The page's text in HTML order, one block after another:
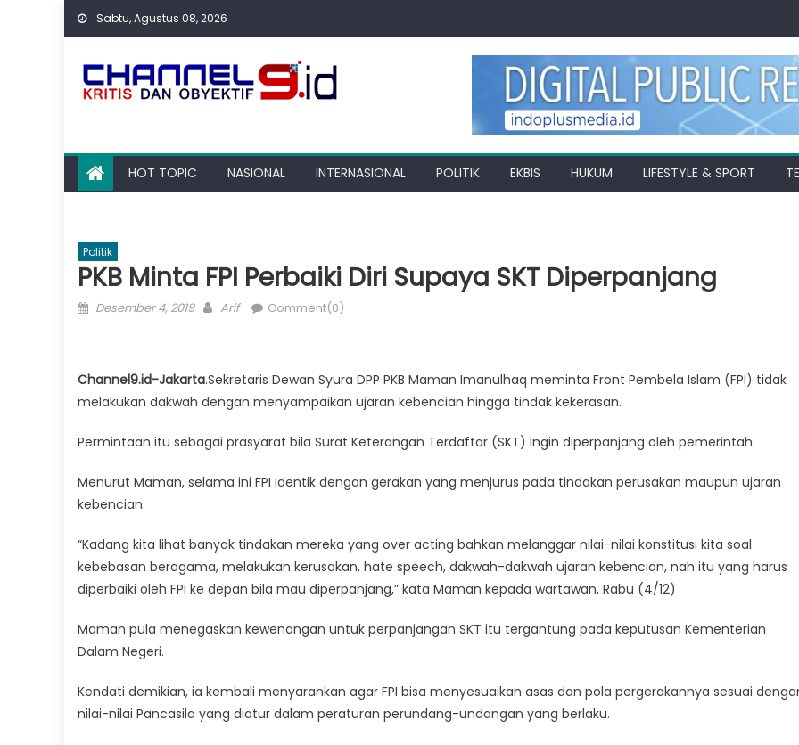
Skip
Sabtu, Agustus 08, 2026
HOT TOPIC NASIONAL INTERNASIONAL POLITIK EKBIS HUKUM LIFESTYLE & SPORT
Politik
PKB Minta FPI Perbaiki Diri Supaya SKT Diperpanjang
Posted
Desember 4, 2019 Author
Arif Comment(0)
Channel9.id-Jakarta.Sekretaris Dewan Syura DPP PKB Maman Imanulhaq meminta Front Pembela Islam (FPI) tidak
melakukan dakwah dengan menyampaikan ujaran kebencian hingga tindak kekerasan.
Permintaan itu sebagai prasyarat bila Surat Keterangan Terdaftar (SKT) ingin diperpanjang oleh pemerintah.
Menurut Maman, selama ini FPI identik dengan gerakan yang menjurus pada tindakan perusakan maupun ujaran
kebencian.
“Kadang kita lihat banyak tindakan mereka yang over acting bahkan melanggar nilai-nilai konstitusi kita soal
kebebasan beragama, melakukan kerusakan, hate speech, dakwah-dakwah ujaran kebencian, nah itu yang harus
diperbaiki oleh FPI ke depan bila mau diperpanjang,” kata Maman kepada wartawan, Rabu (4/12)
Maman pula menegaskan kewenangan untuk perpanjangan SKT itu tergantung pada keputusan Kementerian
Dalam Negeri.
Kendati demikian, ia kembali menyarankan agar FPI bisa menyesuaikan asas dan pola pergerakannya sesuai
nilai-nilai Pancasila yang diatur dalam peraturan perundang-undangan yang berlaku.